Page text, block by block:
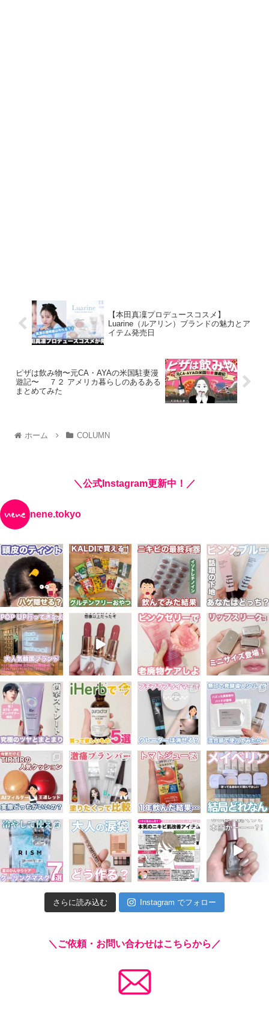
【本田真凜プロデュースコスメ】
Luarine（ルアリン）ブランドの魅力とア
イテム発売日
ピザは飲み物〜元CA・AYAの米国駐妻漫
遊記〜 ７２ アメリカ暮らしのあるある
まとめてみた
ホーム COLUMN
＼公式Instagram更新中！／
nene.tokyo
さらに読み込む Instagram でフォロー
＼ご依頼・お問い合わせはこちらから／